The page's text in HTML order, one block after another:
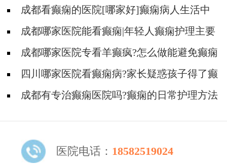
成都看癫痫的医院[哪家好]癫痫病人生活中
如何护理?
成都哪家医院能看癫痫|年轻人癫痫护理主要
有哪些?
成都哪家医院专看羊癫疯?怎么做能避免癫痫
遗传?四川哪家医院看癫痫病?家长疑惑孩子得了癫
痫还能上学吗?
成都有专治癫痫医院吗?癫痫的日常护理方法
医院电话： 18582519024